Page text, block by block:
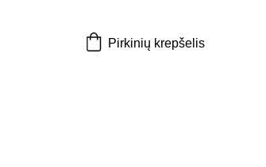
Pirkinių krepšelis